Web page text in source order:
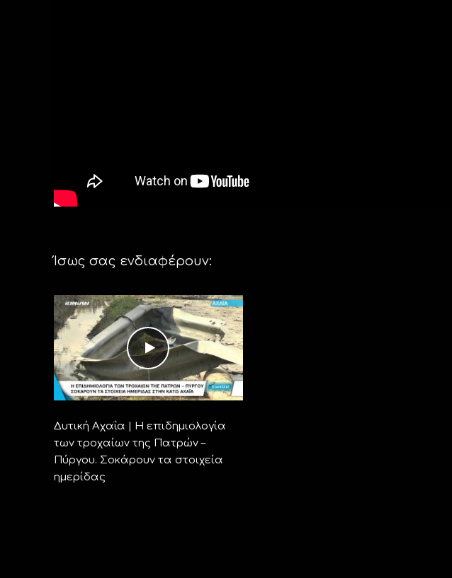
Ίσως σας ενδιαφέρουν:
Δυτική Αχαΐα | Η επιδημιολογία
των τροχαίων της Πατρών –
Πύργου. Σοκάρουν τα στοιχεία
ημερίδας